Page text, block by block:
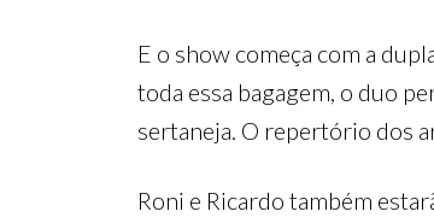
E o show começa com a
toda essa bagagem, o duo
sertaneja. O repertório dos
Roni e Ricardo também